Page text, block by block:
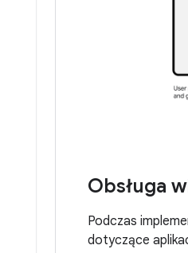
Obsługa
Podczas
dotyczące